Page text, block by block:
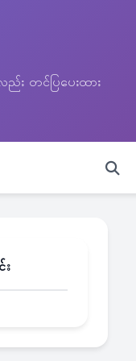
ည်း တင်ပြပေးထား